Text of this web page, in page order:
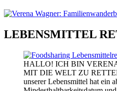
LEBENSMITTEL
HALLO! ICH BIN
MIT DIE WELT ZU
unserer Lebensmittel hat ein